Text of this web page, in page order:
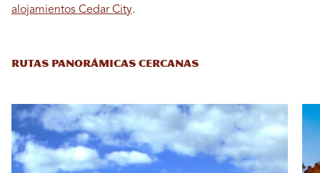
alojamientos Cedar City.
RUTAS PANORÁMICAS CERCANAS